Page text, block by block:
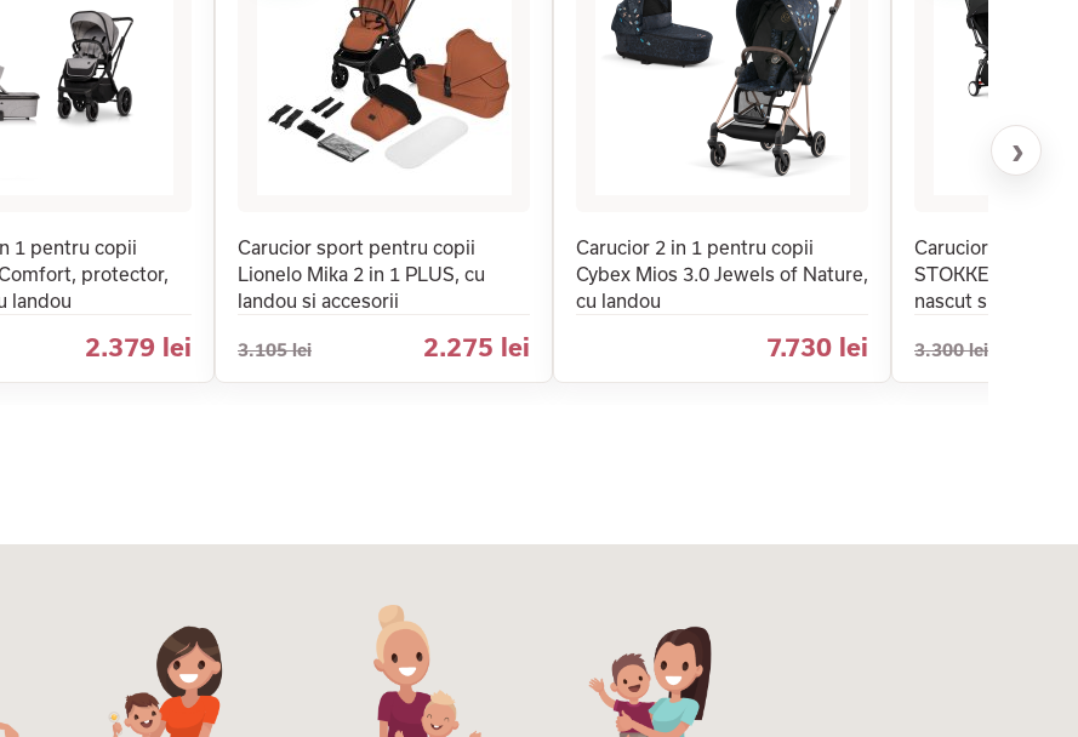
1 pentru copii
protector,
landou
2.379 lei
Carucior sport pentru copii
Lionelo Mika 2 in 1 PLUS, cu
landou si accesorii
3.105 lei 2.275 lei
Carucior 2 in 1 pentru copii
Cybex Mios 3.0 Jewels of Nature,
cu landou
7.730 lei
Carucior 2 in 1
STOKKE YOYO³,
nascut si pachet
3.300 lei
›